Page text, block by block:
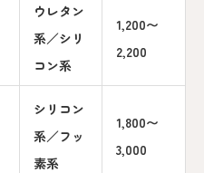
ウレタン
系／シリ
コン系
1,200〜
2,200
シリコン
系／フッ
素系
1,800〜
3,000